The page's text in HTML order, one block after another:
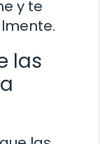
y te
las